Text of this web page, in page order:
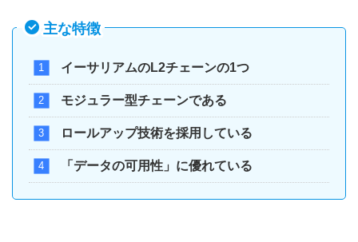
主な特徴
イーサリアムのL2チェーンの1つ
モジュラー型チェーンである
ロールアップ技術を採用している
「データの可用性」に優れている